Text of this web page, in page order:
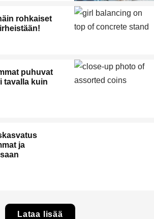
rohkaiset
puhuvat
tavalla kuin
ja
Lataa lisää